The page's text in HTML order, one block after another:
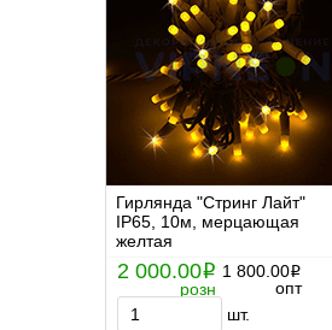
Гирлянда "Стринг Лайт"
IP65, 10м, мерцающая
желтая
2 000.00i
розн
1 800.00i
опт
шт.